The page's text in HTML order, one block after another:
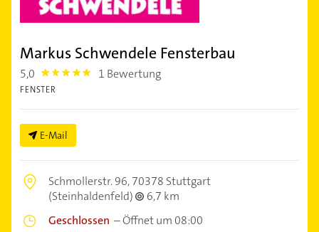
Markus Schwendele Fensterbau
5,0 5.0 1 Bewertung
FENSTER
E-Mail
Schmollerstr. 96,70378 Stuttgart
(Steinhaldenfeld)
6,7 km
Geschlossen –Öffnet um 08:00